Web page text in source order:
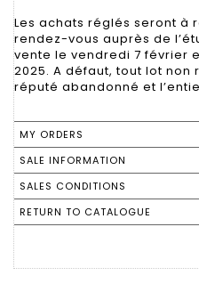
Les achats réglés seront à
rendez-vous auprès de
vente le vendredi 7 février
2025. A défaut, tout lot
réputé abandonné et
MY ORDERS
SALE INFORMATION
SALES CONDITIONS
RETURN TO CATALOGUE